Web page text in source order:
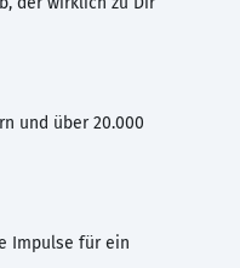
und über 20.000
Impulse für ein